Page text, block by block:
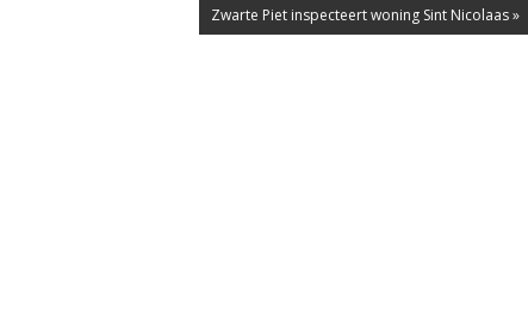
Zwarte Piet inspecteert woning Sint Nicolaas »